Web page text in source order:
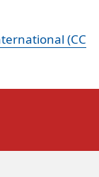
(CC